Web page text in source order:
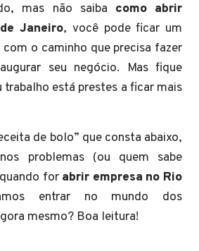
mas não saiba como abrir
Janeiro, você pode ficar um
o caminho que precisa fazer
seu negócio. Mas fique
trabalho está prestes a ficar mais
de bolo” que consta abaixo,
problemas (ou quem sabe
for abrir empresa no Rio
entrar no mundo dos
mesmo? Boa leitura!